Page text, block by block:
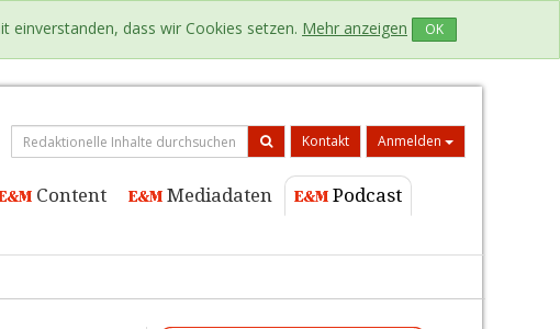
einverstanden, dass wir Cookies setzen. Mehr anzeigen OK
Kontakt Anmelden
Content Mediadaten
Podcast